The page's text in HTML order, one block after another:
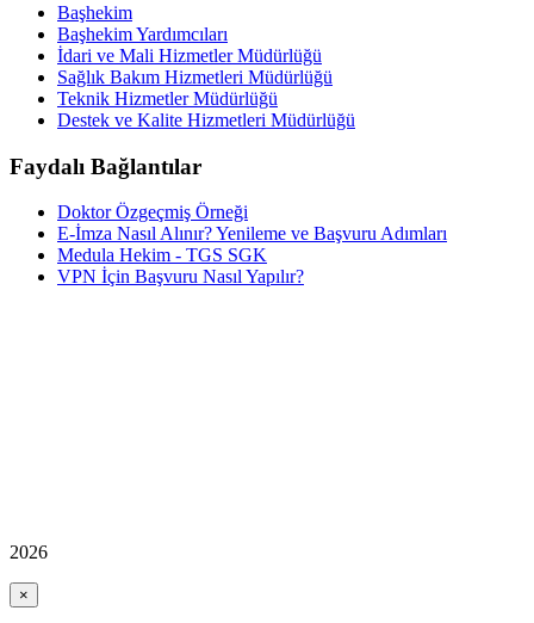
Başhekim
Başhekim Yardımcıları
İdari ve Mali Hizmetler Müdürlüğü
Sağlık Bakım Hizmetleri Müdürlüğü
Teknik Hizmetler Müdürlüğü
Destek ve Kalite Hizmetleri Müdürlüğü
Faydalı Bağlantılar
Doktor Özgeçmiş Örneği
E-İmza Nasıl Alınır? Yenileme ve Başvuru Adımları
Medula Hekim - TGS SGK
VPN İçin Başvuru Nasıl Yapılır?
2026
×